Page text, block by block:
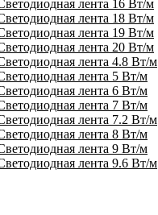
лента 16 Вт/м
лента 18 Вт/м
лента 19 Вт/м
лента 20 Вт/м
лента 4.8 Вт/м
лента 5 Вт/м
лента 6 Вт/м
лента 7 Вт/м
лента 7.2 Вт/м
лента 8 Вт/м
лента 9 Вт/м
лента 9.6 Вт/м